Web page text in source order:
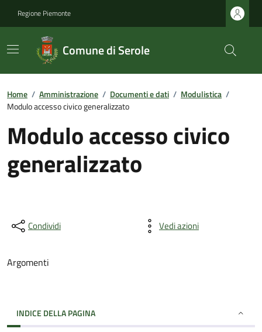
Regione Piemonte
Comune di Serole
Home / Amministrazione / Documenti e dati / Modulistica /
Modulo accesso civico generalizzato
Modulo accesso civico
generalizzato
Condividi Vedi azioni
Argomenti
INDICE DELLA PAGINA